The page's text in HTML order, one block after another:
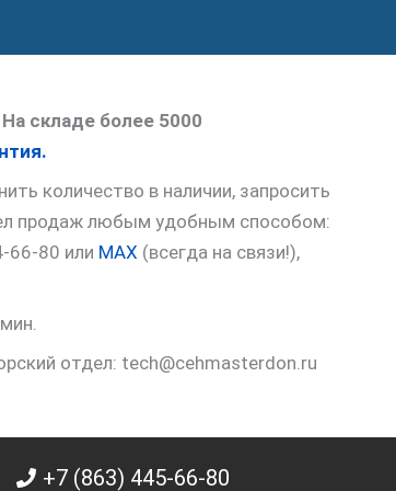
складе более 5000
количество в наличии, запросить
продаж любым удобным способом:
66-80 или MAX (всегда на связи!),
отдел: tech@cehmasterdon.ru
+7 (863) 445-66-80